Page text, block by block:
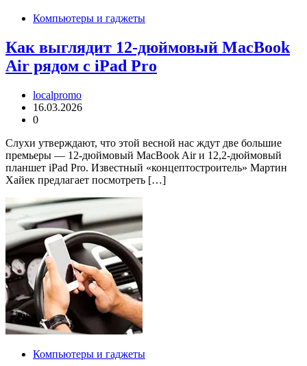
Компьютеры и гаджеты
Как выглядит 12-дюймовый MacBook
Air рядом с iPad Pro
localpromo
16.03.2026
0
Слухи утверждают, что этой весной нас ждут две большие
премьеры — 12-дюймовый MacBook Air и 12,2-дюймовый
планшет iPad Pro. Известный «концептостроитель» Мартин
Хайек предлагает посмотреть […]
Компьютеры и гаджеты